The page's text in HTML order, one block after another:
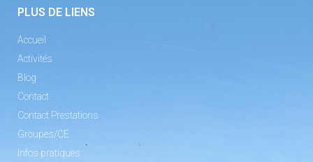
PLUS DE LIENS
Accueil
Activités
Blog
Contact
Contact Prestations
Groupes/CE
Infos pratiques